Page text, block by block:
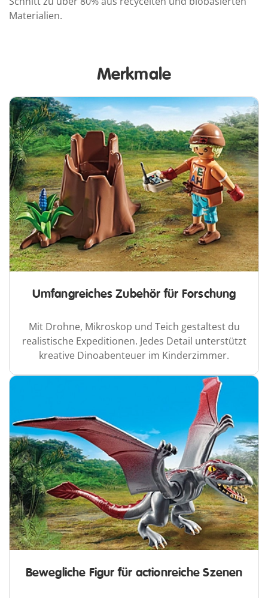
Materialien.
Merkmale
Umfangreiches Zubehör für Forschung
Mit Drohne, Mikroskop und Teich gestaltest du
realistische Expeditionen. Jedes Detail unterstützt
kreative Dinoabenteuer im Kinderzimmer.
Bewegliche Figur für actionreiche Szenen